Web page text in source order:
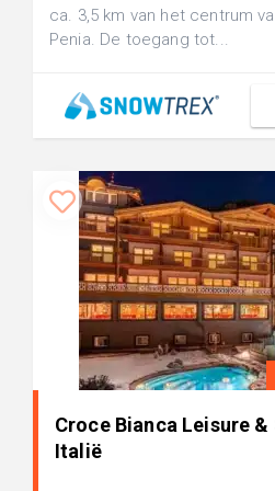
ca. 3,5 km van het centrum
Penia. De toegang tot...
Croce Bianca Leisure &
Italië